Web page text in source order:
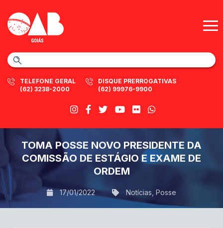
TELEFONE GERAL
(62) 3238-2000
DISQUE PRERROGATIVAS
(62) 99976-9900
TOMA POSSE NOVO PRESIDENTE DA
COMISSÃO DE ESTÁGIO E EXAME DE
ORDEM
17/01/2022 Notícias Posse